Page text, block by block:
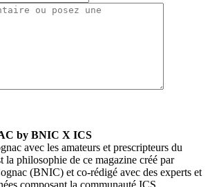
by BNIC X ICS
avec les amateurs et prescripteurs du
la philosophie de ce magazine créé par
(BNIC) et co-rédigé avec des experts et
composant la communauté ICS